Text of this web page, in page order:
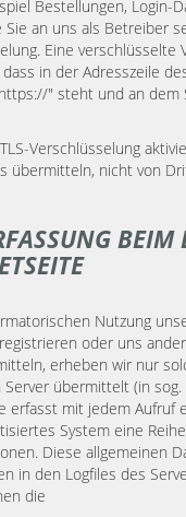
Bestellungen, Login-
Sie an uns als Betreiber
Eine verschlüsselte
in der Adresszeile
" steht und an dem
Verschlüsselung
übermitteln, nicht von
BEIM
Nutzung
oder uns
erheben wir nur
übermittelt (in sog.
erfasst mit jedem Aufruf
System eine
Diese allgemeinen
in den Logfiles des
die